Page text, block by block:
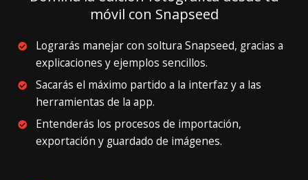
móvil con Snapseed
Lograrás manejar con soltura Snapseed, gracias a
explicaciones y ejemplos sencillos.
Sacarás el máximo partido a la interfaz y a las
herramientas de la app.
Entenderás los procesos de importación,
exportación y guardado de imágenes.